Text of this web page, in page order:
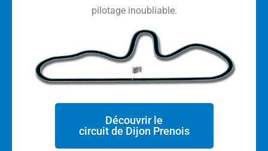
pilotage inoubliable.
Découvrir le
circuit de Dijon Prenois